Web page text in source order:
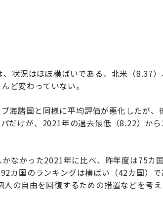
状況はほぼ横ばいである。北米（8.37
ど変わっていない。
海諸国と同様に平均評価が悪化したが、
だけが、2021年の過去最低（8.22）か
なかった2021年に比べ、昨年度は75カ
カ国のランキングは横ばい（42カ国）
の自由を回復するための措置などを考